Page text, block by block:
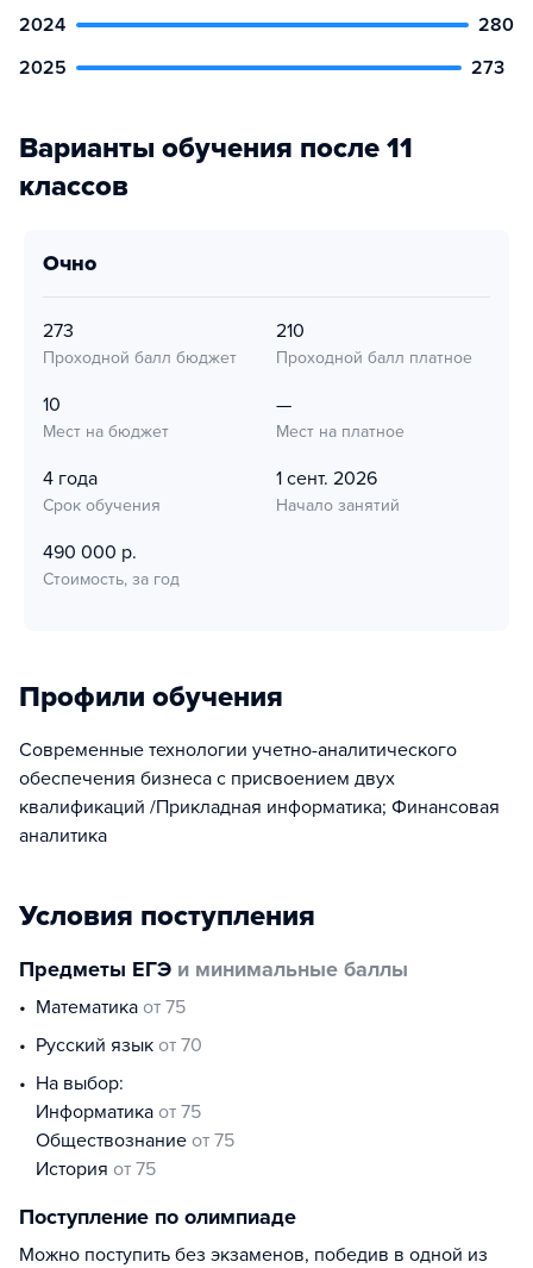
2024
280
2025
273
Варианты обучения после 11
классов
очно
273
Проходной балл бюджет
210
Проходной балл платное
10
Мест на бюджет
—
Мест на платное
4 года
Срок обучения
1 сент. 2026
Начало занятий
490 000 р.
Стоимость, за год
Профили обучения
Современные технологии учетно-аналитического
обеспечения бизнеса с присвоением двух
квалификаций /Прикладная информатика; Финансовая
аналитика
Условия поступления
Предметы ЕГЭ и минимальные баллы
математика от 75
русский язык от 70
На выбор:
информатика от 75
обществознание от 75
история от 75
Поступление по олимпиаде
Можно поступить без экзаменов, победив в одной из